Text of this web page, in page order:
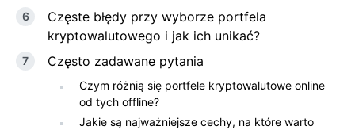
Częste ⁤błędy przy wyborze portfela
kryptowalutowego⁤ i‍ jak ich‍ unikać?
Często zadawane pytania
Czym różnią się portfele kryptowalutowe online
od tych offline?
Jakie są najważniejsze cechy, na które warto